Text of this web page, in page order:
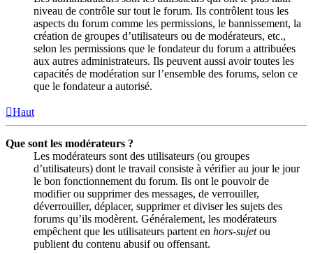
niveau de contrôle sur tout le forum. Ils contrôlent tous les
aspects du forum comme les permissions, le bannissement, la
création de groupes d’utilisateurs ou de modérateurs, etc.,
selon les permissions que le fondateur du forum a attribuées
aux autres administrateurs. Ils peuvent aussi avoir toutes les
capacités de modération sur l’ensemble des forums, selon ce
que le fondateur a autorisé.
Haut
Que sont les modérateurs ?
Les modérateurs sont des utilisateurs (ou groupes
d’utilisateurs) dont le travail consiste à vérifier au jour le jour
le bon fonctionnement du forum. Ils ont le pouvoir de
modifier ou supprimer des messages, de verrouiller,
déverrouiller, déplacer, supprimer et diviser les sujets des
forums qu’ils modèrent. Généralement, les modérateurs
empêchent que les utilisateurs partent en hors-sujetou
publient du contenu abusif ou offensant.